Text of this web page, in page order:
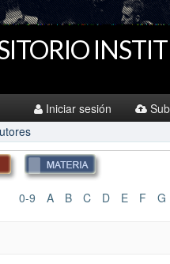
Iniciar sesión
0-9 A B C D E F G